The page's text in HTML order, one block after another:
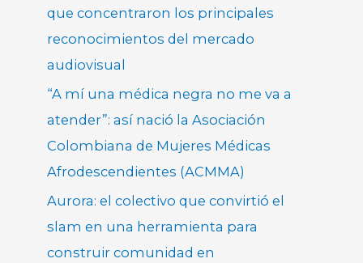
que concentraron los principales
reconocimientos del mercado
audiovisual
“A mí una médica negra no me va a
atender”: así nació la Asociación
Colombiana de Mujeres Médicas
Afrodescendientes (ACMMA)
Aurora: el colectivo que convirtió el
slam en una herramienta para
construir comunidad en